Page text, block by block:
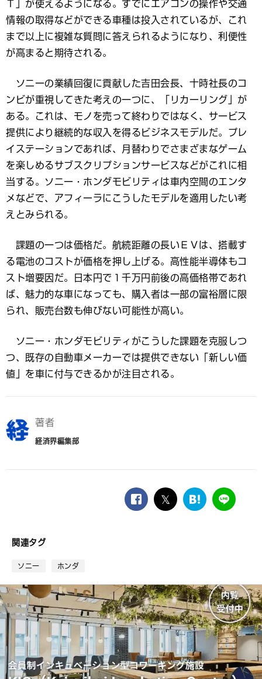
Ｔ」が使えるようになる。すでにエアコンの操作や交通
情報の取得などができる車種は投入されているが、これ
まで以上に複雑な質問に答えられるようになり、利便性
が高まると期待される。
ソニーの業績回復に貢献した吉田会長、十時社長のコ
ンビが重視してきた考えの一つに、「リカーリング」が
ある。これは、モノを売って終わりではなく、サービス
提供により継続的な収入を得るビジネスモデルだ。プレ
イステーションであれば、月替わりでさまざまなゲーム
を楽しめるサブスクリプションサービスなどがこれに相
当する。ソニー・ホンダモビリティは車内空間のエンタ
メなどで、アフィーラにこうしたモデルを適用したい考
えとみられる。
課題の一つは価格だ。航続距離の長いＥＶは、搭載す
る電池のコストが価格を押し上げる。高性能半導体もコ
スト増要因だ。日本円で１千万円前後の高価格帯であれ
ば、魅力的な車になっても、購入者は一部の富裕層に限
られ、販売台数も伸びない可能性が高い。
ソニー・ホンダモビリティがこうした課題を克服しつ
つ、既存の自動車メーカーでは提供できない「新しい価
値」を車に付与できるかが注目される。
著者
経済界編集部
facebook
twitter
は
ー
ク
LINE
関連タグ
ソニー ホンダ